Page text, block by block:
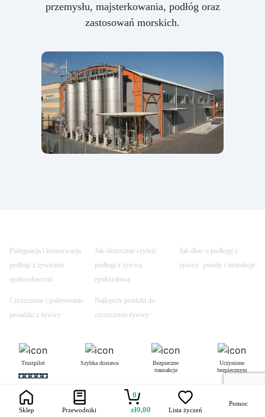
przemysłu, majsterkowania, podłóg oraz
zastosowań morskich.
Pielęgnacja i konserwacja
podłogi z żywicami
epoksydowymi
Jak skutecznie czyścić
podłogi z żywicą
epoksydową
Jak dbać o podłogę z
żywicy: porady i instrukcje
Czyszczenie i polerowanie
posadzki z żywicy
Najlepszy produkt do
czyszczenia żywicy
Trustpilot Szybka dostawa
Bezpieczne
transakcje
Uczynione
bezpiecznym
Sklep Przewodniki
0
zł0,00 Lista życzeń
Pomoc